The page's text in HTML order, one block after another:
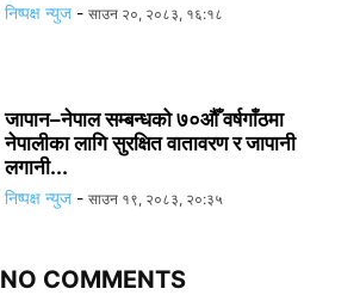
निष्पक्ष न्युज - साउन २०, २०८३, १६:१८
जापान–नेपाल सम्बन्धको ७०औँ वर्षगाँठमा
नेपालीका लागि सुरक्षित वातावरण र जापानी
लगानी...
निष्पक्ष न्युज - साउन १९, २०८३, २०:३५
NO COMMENTS